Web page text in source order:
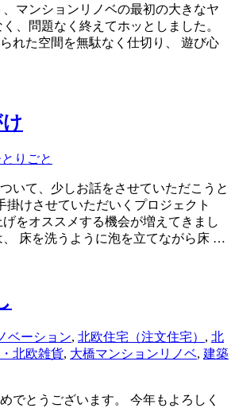
マンションリノベの最初の大きなヤ
、問題なく終えてホッとしました。
れた空間を無駄なく仕切り、 遊び心
りごと
いて、少しお話をさせていただこうと
掛けさせていただいくプロジェクト
をオススメする機会が増えてきまし
、 床を洗うように泡を立てながら床 …
ベーション, 北欧住宅（注文住宅） , 北
北欧雑貨, 大橋マンションリノベ, 建築
でとうございます。 今年もよろしく